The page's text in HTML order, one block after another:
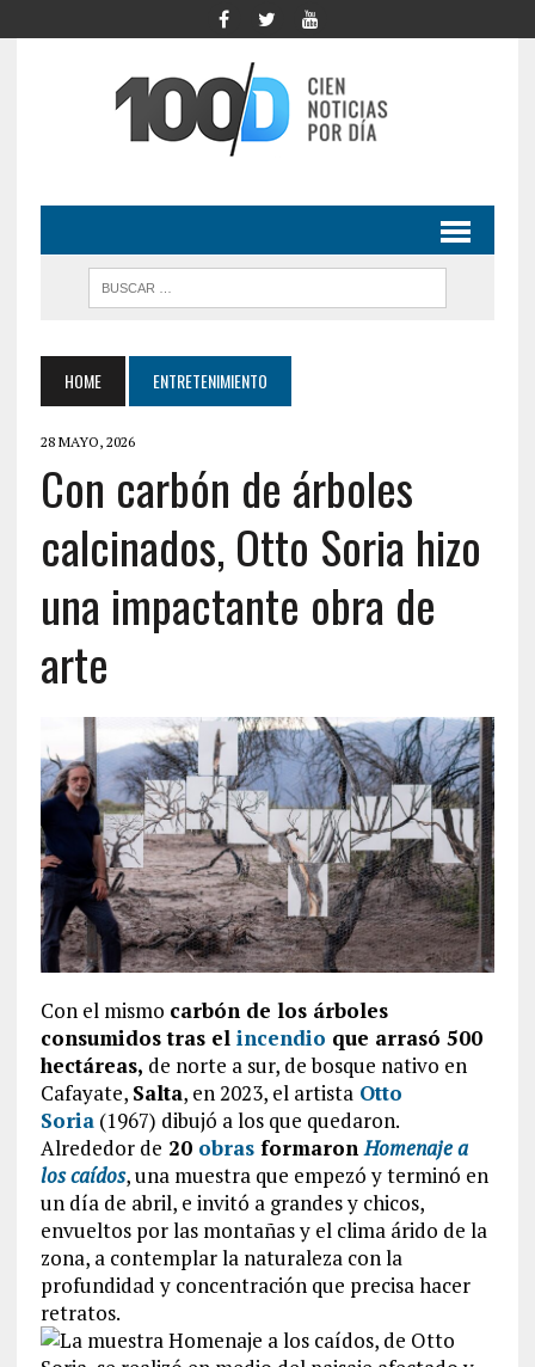
HOME ENTRETENIMIENTO
28 MAYO, 2026
Con carbón de árboles
calcinados, Otto Soria hizo
una impactante obra de
arte
Con el mismo carbón de los árboles
consumidos tras el incendio que arrasó 500
hectáreas, de norte a sur, de bosque nativo en
Cafayate, Salta, en 2023, el artista Otto
Soria(1967) dibujó a los que quedaron.
Alrededor de 20 obras formaronHomenaje a
los caídos, una muestra que empezó y terminó en
un día de abril, e invitó a grandes y chicos,
envueltos por las montañas y el clima árido de la
zona, a contemplar la naturaleza con la
profundidad y concentración que precisa hacer
retratos.